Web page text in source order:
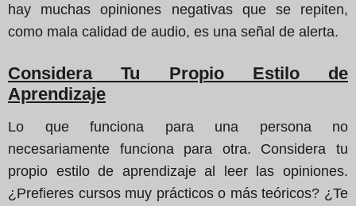
hay muchas opiniones negativas que se repiten,
como mala calidad de audio, es una señal de alerta.
Considera Tu Propio Estilo de
Aprendizaje
Lo que funciona para una persona no
necesariamente funciona para otra. Considera tu
propio estilo de aprendizaje al leer las opiniones.
¿Prefieres cursos muy prácticos o más teóricos? ¿Te